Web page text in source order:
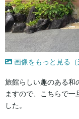
画像をもっと見る（
旅館らしい趣のある和
ますので、こちらで一
した。